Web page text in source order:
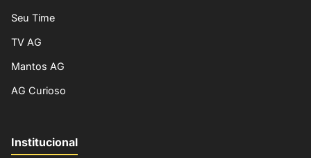
Seu Time
TV AG
Mantos AG
AG Curioso
Institucional